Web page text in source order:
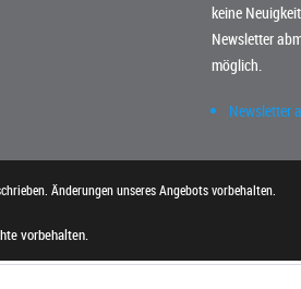
keine
Newsletter
möglich.
Newsletter
Änderungen unseres Angebots vorbehalten.
vorbehalten.